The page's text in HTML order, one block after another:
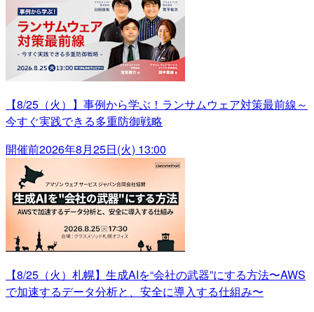
【8/25（火）】事例から学ぶ！ランサムウェア対策最前線～
今すぐ実践できる多重防御戦略
開催前2026年8月25日(火) 13:00
【8/25（火）札幌】生成AIを“会社の武器”にする方法〜AWS
で加速するデータ分析と、安全に導入する仕組み〜